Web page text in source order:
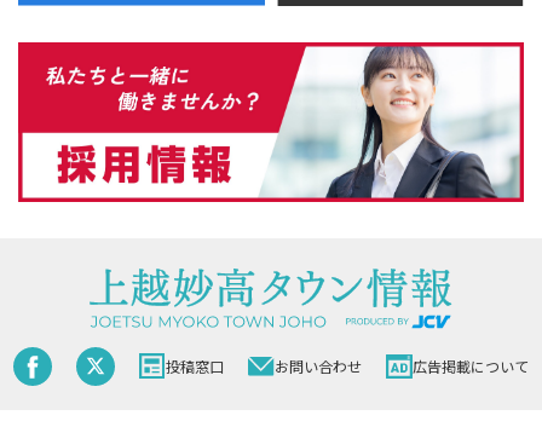
投稿窓口 お問い合わせ 広告掲載について